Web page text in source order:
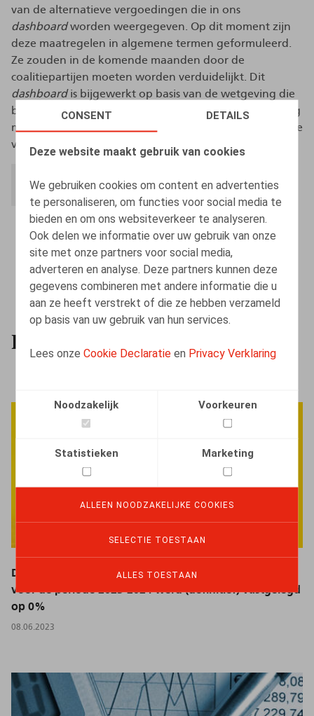
CONSENT DETAILS
Deze website maakt gebruik van cookies
We gebruiken cookies om content en advertenties
te personaliseren, om functies voor social media te
bieden en om ons websiteverkeer te analyseren.
Ook delen we informatie over uw gebruik van onze
site met onze partners voor social media,
adverteren en analyse. Deze partners kunnen deze
gegevens combineren met andere informatie die u
aan ze heeft verstrekt of die ze hebben verzameld
op basis van uw gebruik van hun services.
Lees onzeCookie Declaratie en Privacy Verklaring
Noodzakelijk Voorkeuren
Statistieken Marketing
ALLEEN NOODZAKELIJKE COOKIES
SELECTIE TOESTAAN
ALLES TOESTAAN
van de alternatieve vergoedingen die in ons
dashboardworden weergegeven. Op dit moment zijn
deze maatregelen in algemene termen geformuleerd.
Ze zouden in de komende maanden door de
coalitiepartijen moeten worden verduidelijkt. Dit
dashboard is bijgewerkt op basis van de wetgeving die
begin 2025 van kracht was en houdt dus geen rekening
met de maatregelen die de regering van plan is om in te
voeren.
INTERACTIEVE DASHBOARD
Insights
De maximale marge voor de loonkostenontwikkeling
voor de periode 2023-2024 werd (definitief) vastgelegd
op 0%
08.06.2023